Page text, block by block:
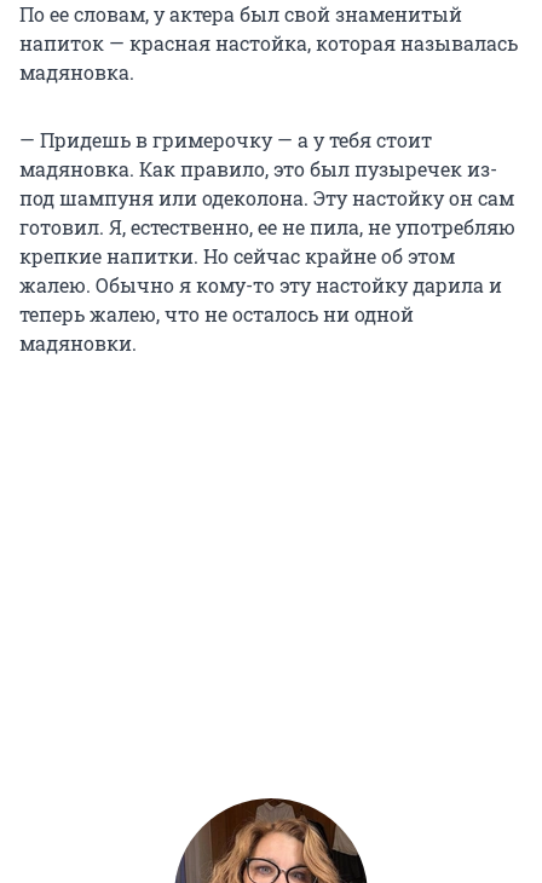
По ее словам, у актера был свой знаменитый
напиток — красная настойка, которая называлась
мадяновка.
— Придешь в гримерочку — а у тебя стоит
мадяновка. Как правило, это был пузыречек из-
под шампуня или одеколона. Эту настойку он сам
готовил. Я, естественно, ее не пила, не употребляю
крепкие напитки. Но сейчас крайне об этом
жалею. Обычно я кому-то эту настойку дарила и
теперь жалею, что не осталось ни одной
мадяновки.